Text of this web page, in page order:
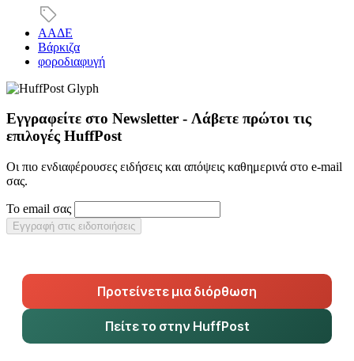
ΑΑΔΕ
Βάρκιζα
φοροδιαφυγή
Εγγραφείτε στο Newsletter - Λάβετε πρώτοι τις
επιλογές HuffPost
Οι πιο ενδιαφέρουσες ειδήσεις και απόψεις καθημερινά στο e-mail
σας.
Το email σας
Εγγραφή στις ειδοποιήσεις
Προτείνετε μια διόρθωση
Πείτε το στην HuffPost